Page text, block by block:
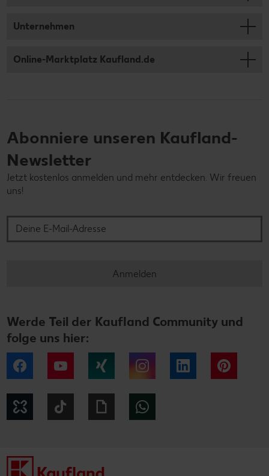
Unternehmen
Online-Marktplatz Kaufland.de
Abonniere unseren Kaufland-
Newsletter
Jetzt kostenlos anmelden und mehr entdecken. Wir freuen
uns!
Anmelden
Werde Teil der Kaufland Community und
folge uns hier:
Facebook YouTube Instagram LinkedIn
Kununu Giphy